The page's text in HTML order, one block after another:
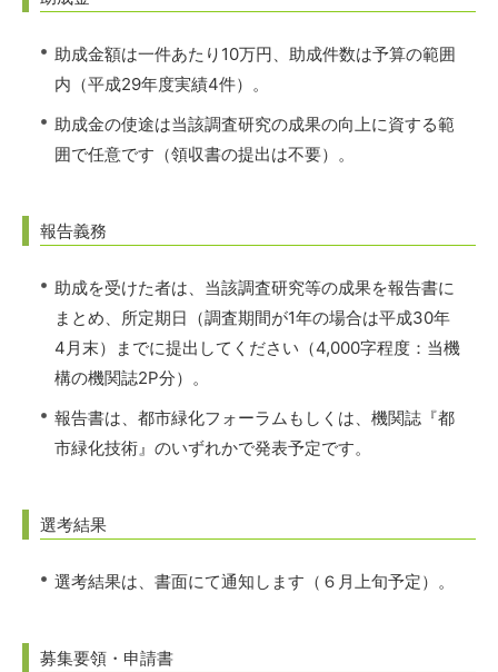
助成金額は一件あたり10万円、助成件数は予算の範囲
内（平成29年度実績4件）。
助成金の使途は当該調査研究の成果の向上に資する範
囲で任意です（領収書の提出は不要）。
報告義務
助成を受けた者は、当該調査研究等の成果を報告書に
まとめ、所定期日（調査期間が1年の場合は平成30年
4月末）までに提出してください（4,000字程度：当機
構の機関誌2P分）。
報告書は、都市緑化フォーラムもしくは、機関誌『都
市緑化技術』のいずれかで発表予定です。
選考結果
選考結果は、書面にて通知します（６月上旬予定）。
募集要領・申請書